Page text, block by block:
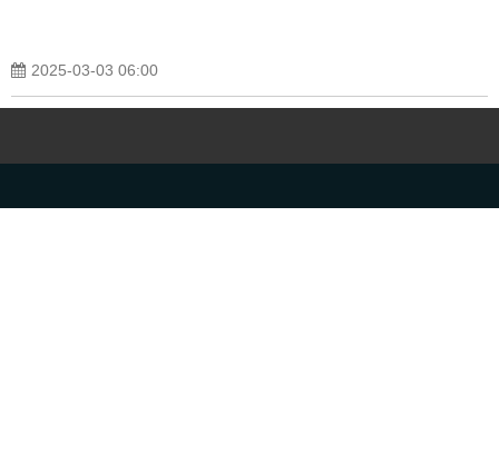
2025-03-03 06:00